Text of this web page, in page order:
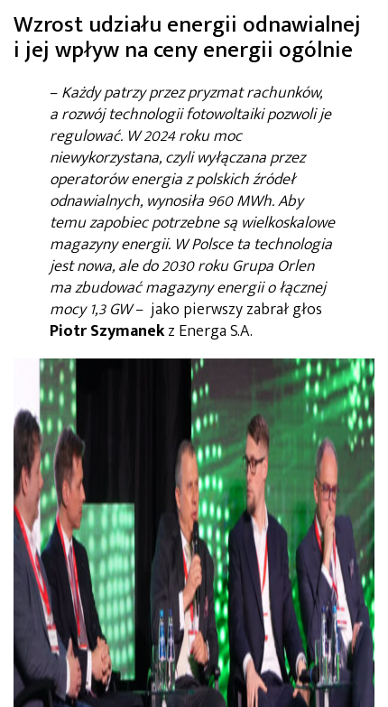
Wzrost udziału energii odnawialnej
i jej wpływ na ceny energii ogólnie
–Każdy patrzy przez pryzmat rachunków,
a rozwój technologii fotowoltaiki pozwoli je
regulować. W 2024 roku moc
niewykorzystana, czyli wyłączana przez
operatorów energia z polskich źródeł
odnawialnych, wynosiła 960 MWh. Aby
temu zapobiec potrzebne są wielkoskalowe
magazyny energii. W Polsce ta technologia
jest nowa, ale do 2030 roku Grupa Orlen
ma zbudować magazyny energii o łącznej
mocy 1,3 GW– jako pierwszy zabrał głos
Piotr Szymanekz Energa S.A.